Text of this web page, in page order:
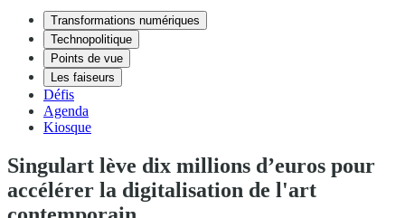
Transformations numériques
Technopolitique
Points de vue
Les faiseurs
Défis
Agenda
Kiosque
Singulart lève dix millions d’euros pour
accélérer la digitalisation de l'art